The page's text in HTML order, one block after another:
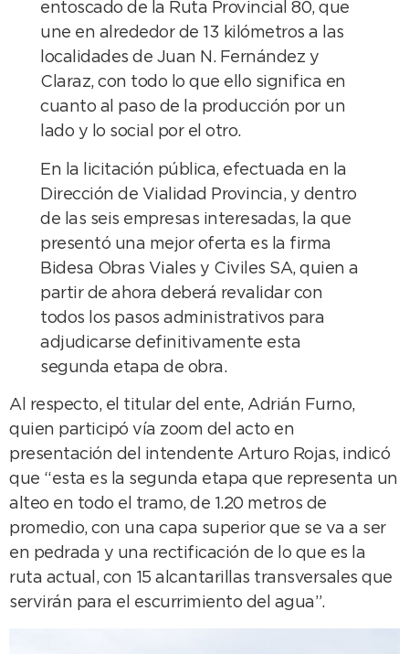
entoscado de la Ruta Provincial 80, que
une en alrededor de 13 kilómetros a las
localidades de Juan N. Fernández y
Claraz, con todo lo que ello significa en
cuanto al paso de la producción por un
lado y lo social por el otro.
En la licitación pública, efectuada en la
Dirección de Vialidad Provincia, y dentro
de las seis empresas interesadas, la que
presentó una mejor oferta es la firma
Bidesa Obras Viales y Civiles SA, quien a
partir de ahora deberá revalidar con
todos los pasos administrativos para
adjudicarse definitivamente esta
segunda etapa de obra.
Al respecto, el titular del ente, Adrián Furno,
quien participó vía zoom del acto en
presentación del intendente Arturo Rojas, indicó
que “esta es la segunda etapa que representa un
alteo en todo el tramo, de 1.20 metros de
promedio, con una capa superior que se va a ser
en pedrada y una rectificación de lo que es la
ruta actual, con 15 alcantarillas transversales que
servirán para el escurrimiento del agua”.